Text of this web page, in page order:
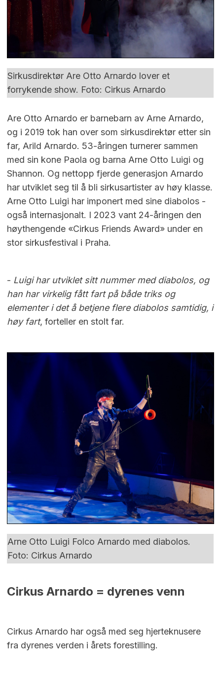
Sirkusdirektør Are Otto Arnardo lover et
forrykende show. Foto: Cirkus Arnardo
Are Otto Arnardo er barnebarn av Arne Arnardo,
og i 2019 tok han over som sirkusdirektør etter sin
far, Arild Arnardo. 53-åringen turnerer sammen
med sin kone Paola og barna Arne Otto Luigi og
Shannon. Og nettopp fjerde generasjon Arnardo
har utviklet seg til å bli sirkusartister av høy klasse.
Arne Otto Luigi har imponert med sine diabolos -
også internasjonalt. I 2023 vant 24-åringen den
høythengende «Cirkus Friends Award» under en
stor sirkusfestival i Praha.
- Luigi har utviklet sitt nummer med diabolos, og
han har virkelig fått fart på både triks og
elementer i det å betjene flere diabolos samtidig, i
høy fart, forteller en stolt far.
Arne Otto Luigi Folco Arnardo med diabolos.
Foto: Cirkus Arnardo
Cirkus Arnardo = dyrenes venn
Cirkus Arnardo har også med seg hjerteknusere
fra dyrenes verden i årets forestilling.